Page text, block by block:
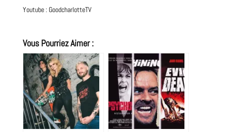
Youtube : GoodcharlotteTV
Vous Pourriez Aimer :